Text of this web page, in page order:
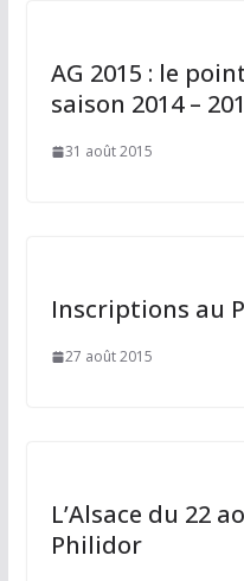
AG 2015 : le
saison 2014 –
31 août 2015
Inscriptions au
27 août 2015
L’Alsace du 22
Philidor